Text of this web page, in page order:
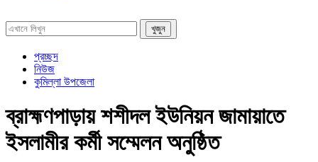
প্রচ্ছদ
নিউজ
কুমিল্লা উপজেলা
ব্রাহ্মণপাড়ায় শশীদল ইউনিয়ন জামায়াতে
ইসলামীর কর্মী সম্মেলন অনুষ্ঠিত